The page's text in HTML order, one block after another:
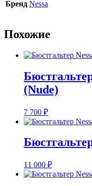
Бренд Nessa
Похожие
(Nude)
7 700 ₽
11 000 ₽